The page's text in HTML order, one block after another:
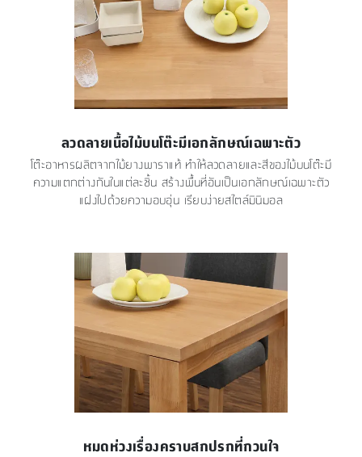
ลวดลายเนื้อไม้บนโต๊ะมีเอกลักษณ์เฉพาะตัว
โต๊ะอาหารผลิตจากไม้ยางพาราแท้ ทำให้ลวดลายและสีของไม้บนโต๊ะมี
ความแตกต่างกันในแต่ละชิ้น สร้างพื้นที่อันเป็นเอกลักษณ์เฉพาะตัว
แฝงไปด้วยความอบอุ่น เรียบง่ายสไตล์มินิมอล
หมดห่วงเรื่องคราบสกปรกที่กวนใจ